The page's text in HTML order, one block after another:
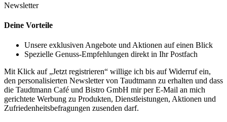
Newsletter
Deine Vorteile
Unsere exklusiven Angebote und Aktionen auf einen Blick
Spezielle Genuss-Empfehlungen direkt in Ihr Postfach
Mit Klick auf „Jetzt registrieren“ willige ich bis auf Widerruf ein,
den personalisierten Newsletter von Taudtmann zu erhalten und dass
die Taudtmann Café und Bistro GmbH mir per E-Mail an mich
gerichtete Werbung zu Produkten, Dienstleistungen, Aktionen und
Zufriedenheitsbefragungen zusenden darf.